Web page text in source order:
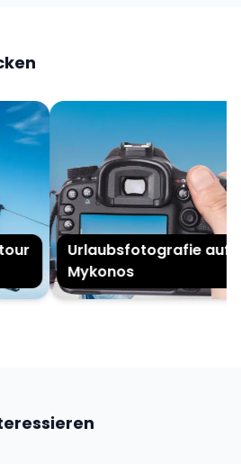
Urlaubsfotografie auf
Mykonos